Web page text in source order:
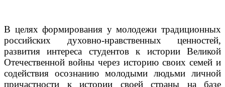
В целях формирования у молодежи традиционных
российских духовно-нравственных ценностей,
развития интереса студентов к истории Великой
Отечественной войны через историю своих семей и
содействия осознанию молодыми людьми личной
причастности к истории своей страны на базе